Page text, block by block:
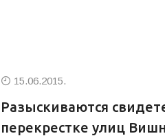
15.06.2015.
Разыскиваются
перекрестке улиц